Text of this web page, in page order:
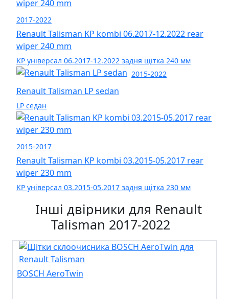
2017-2022
Renault Talisman KP kombi 06.2017-12.2022 rear
wiper 240 mm
KP універсал 06.2017-12.2022 задня щітка 240 мм
2015-2022
Renault Talisman LP sedan
LP седан
2015-2017
Renault Talisman KP kombi 03.2015-05.2017 rear
wiper 230 mm
KP універсал 03.2015-05.2017 задня щітка 230 мм
Інші двірники для Renault
Talisman 2017-2022
BOSCH AeroTwin